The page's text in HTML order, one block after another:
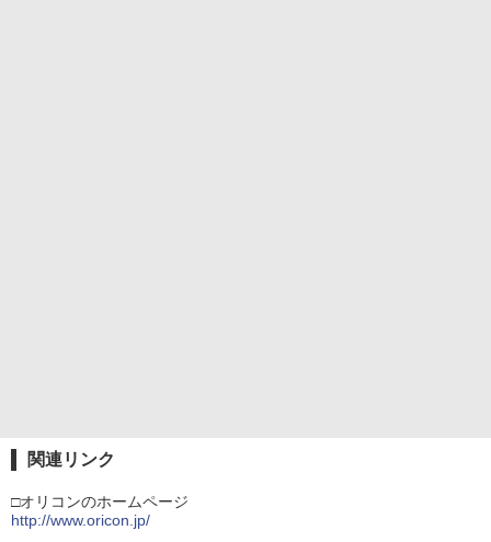
関連リンク
□オリコンのホームページ
http://www.oricon.jp/